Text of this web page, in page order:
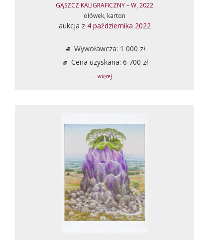
GĄSZCZ KALIGRAFICZNY – W, 2022
ołówek, karton
aukcja z 4 października 2022
Wywoławcza: 1 000 zł
Cena uzyskana: 6 700 zł
... więcej ...